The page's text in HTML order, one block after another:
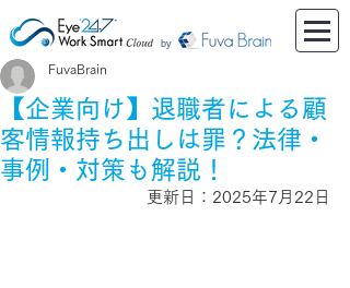
by
【企業向け】退職者による顧
客情報持ち出しは罪？法律・
事例・対策も解説！
FuvaBrain
更新日：2025年7月22日